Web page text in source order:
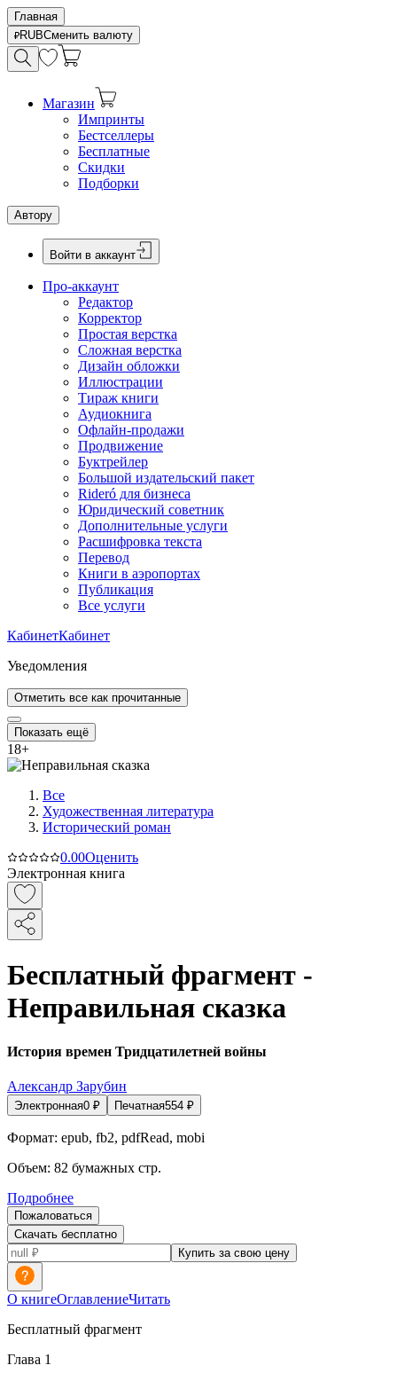
Главная
RUBСменить валюту
Магазин
Импринты
Бестселлеры
Бесплатные
Скидки
Подборки
Автору
Войти в аккаунт
Про-аккаунт
Редактор
Корректор
Простая верстка
Сложная верстка
Дизайн обложки
Иллюстрации
Тираж книги
Аудиокнига
Офлайн-продажи
Продвижение
Буктрейлер
Большой издательский пакет
Rideró для бизнеса
Юридический советник
Дополнительные услуги
Расшифровка текста
Перевод
Книги в аэропортах
Публикация
Все услуги
КабинетКабинет
Уведомления
Отметить все как прочитанные
Показать ещё
18+
Все
Художественная литература
Исторический роман
0.00Оценить
Электронная книга
Бесплатный фрагмент -
Неправильная сказка
История времен Тридцатилетней войны
Александр Зарубин
Электронная0 ₽ Печатная554 ₽
Формат: epub, fb2, pdfRead, mobi
Объем: 82 бумажных стр.
Подробнее
Пожаловаться
Скачать бесплатно
Купить за свою цену
О книгеОглавлениеЧитать
Бесплатный фрагмент
Глава 1